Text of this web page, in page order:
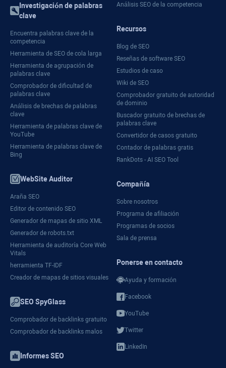
Investigación de palabras
clave
Encuentra palabras clave de la
competencia
Herramienta de SEO de cola larga
Herramienta de agrupación de
palabras clave
Comprobador de dificultad de
palabras clave
Análisis de brechas de palabras
clave
Herramienta de palabras clave de
YouTube
Herramienta de palabras clave de
Bing
WebSite Auditor
Araña SEO
Editor de contenido SEO
Generador de mapas de sitio XML
Generador de robots.txt
Herramienta de auditoría Core Web
Vitals
herramienta TF-IDF
Creador de mapas de sitios visuales
SEO SpyGlass
Comprobador de backlinks gratuito
Comprobador de backlinks malos
Informes SEO
Análisis SEO de la competencia
Recursos
Blog de SEO
Reseñas de software SEO
Estudios de caso
Wiki de SEO
Comprobador gratuito de autoridad
de dominio
Buscador gratuito de brechas de
palabras clave
Convertidor de casos gratuito
Contador de palabras gratis
RankDots - AI SEO Tool
Compañía
Sobre nosotros
Programa de afiliación
Programas de socios
Sala de prensa
Ponerse en contacto
Ayuda y formación
Facebook
YouTube
Twitter
LinkedIn